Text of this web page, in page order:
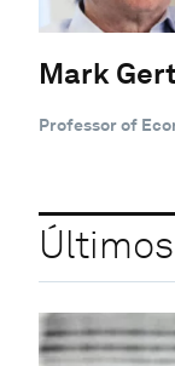
Mark
Professor of